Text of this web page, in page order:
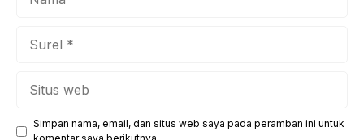
Simpan nama, email, dan situs web saya pada peramban ini untuk